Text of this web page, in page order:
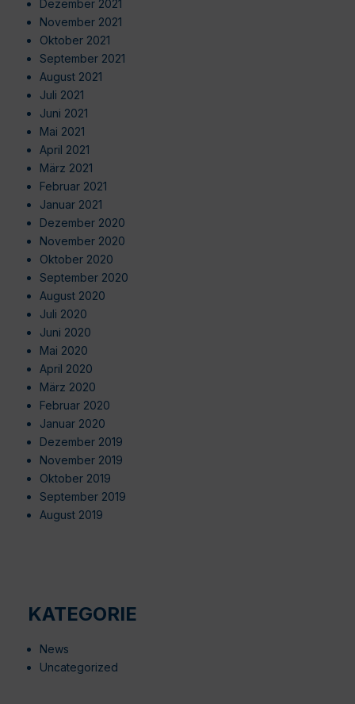
Dezember 2021
November 2021
Oktober 2021
September 2021
August 2021
Juli 2021
Juni 2021
Mai 2021
April 2021
März 2021
Februar 2021
Januar 2021
Dezember 2020
November 2020
Oktober 2020
September 2020
August 2020
Juli 2020
Juni 2020
Mai 2020
April 2020
März 2020
Februar 2020
Januar 2020
Dezember 2019
November 2019
Oktober 2019
September 2019
August 2019
KATEGORIE
News
Uncategorized